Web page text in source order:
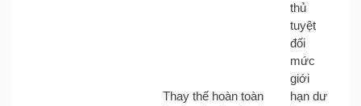
Thay thế hoàn toàn
thủ
tuyệt
đối
mức
giới
hạn dư